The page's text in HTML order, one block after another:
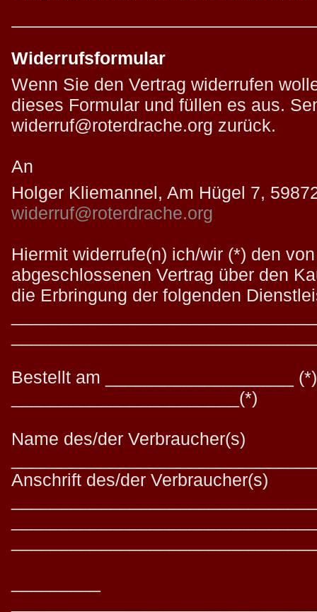
Widerrufsformular
Wenn Sie den Vertrag widerrufen
dieses Formular und füllen es aus.
widerruf@roterdrache.org zurück.
An
Holger Kliemannel, Am Hügel 7,
widerruf@roterdrache.org
Hiermit widerrufe(n) ich/wir (*) den
abgeschlossenen Vertrag über den
die Erbringung der folgenden
Bestellt am ___________________
_______________________(*)
Name des/der Verbraucher(s)
Anschrift des/der Verbraucher(s)